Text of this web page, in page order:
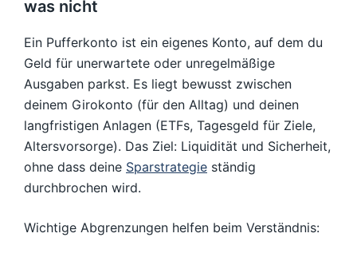
was nicht
Ein Pufferkonto ist ein eigenes Konto, auf dem du
Geld für unerwartete oder unregelmäßige
Ausgaben parkst. Es liegt bewusst zwischen
deinem Girokonto (für den Alltag) und deinen
langfristigen Anlagen (ETFs, Tagesgeld für Ziele,
Altersvorsorge). Das Ziel: Liquidität und Sicherheit,
ohne dass deine Sparstrategie ständig
durchbrochen wird.
Wichtige Abgrenzungen helfen beim Verständnis: